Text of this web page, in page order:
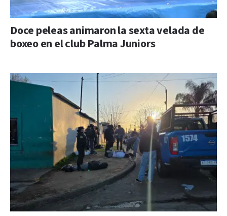
Doce peleas animaron la sexta velada de
boxeo en el club Palma Juniors